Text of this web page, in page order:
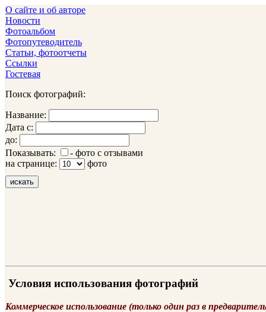
О сайте и об авторе
Новости
Фотоальбом
Фотопутеводитель
Статьи, фотоотчеты
Ссылки
Гостевая
Поиск фотографий:
Название:
Дата с:
до:
Показывать:
- фото с отзывами
на странице:
фото
искать
Условия использования фотографий
Коммерческое использование (только один раз в